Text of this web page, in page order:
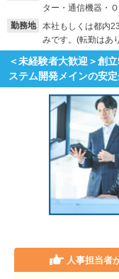
ター・通信機器・
勤務地
本社もしくは都内
みです。(転勤はあ
＜未経験者大歓迎＞創
ステム開発メインの安
人事担当者